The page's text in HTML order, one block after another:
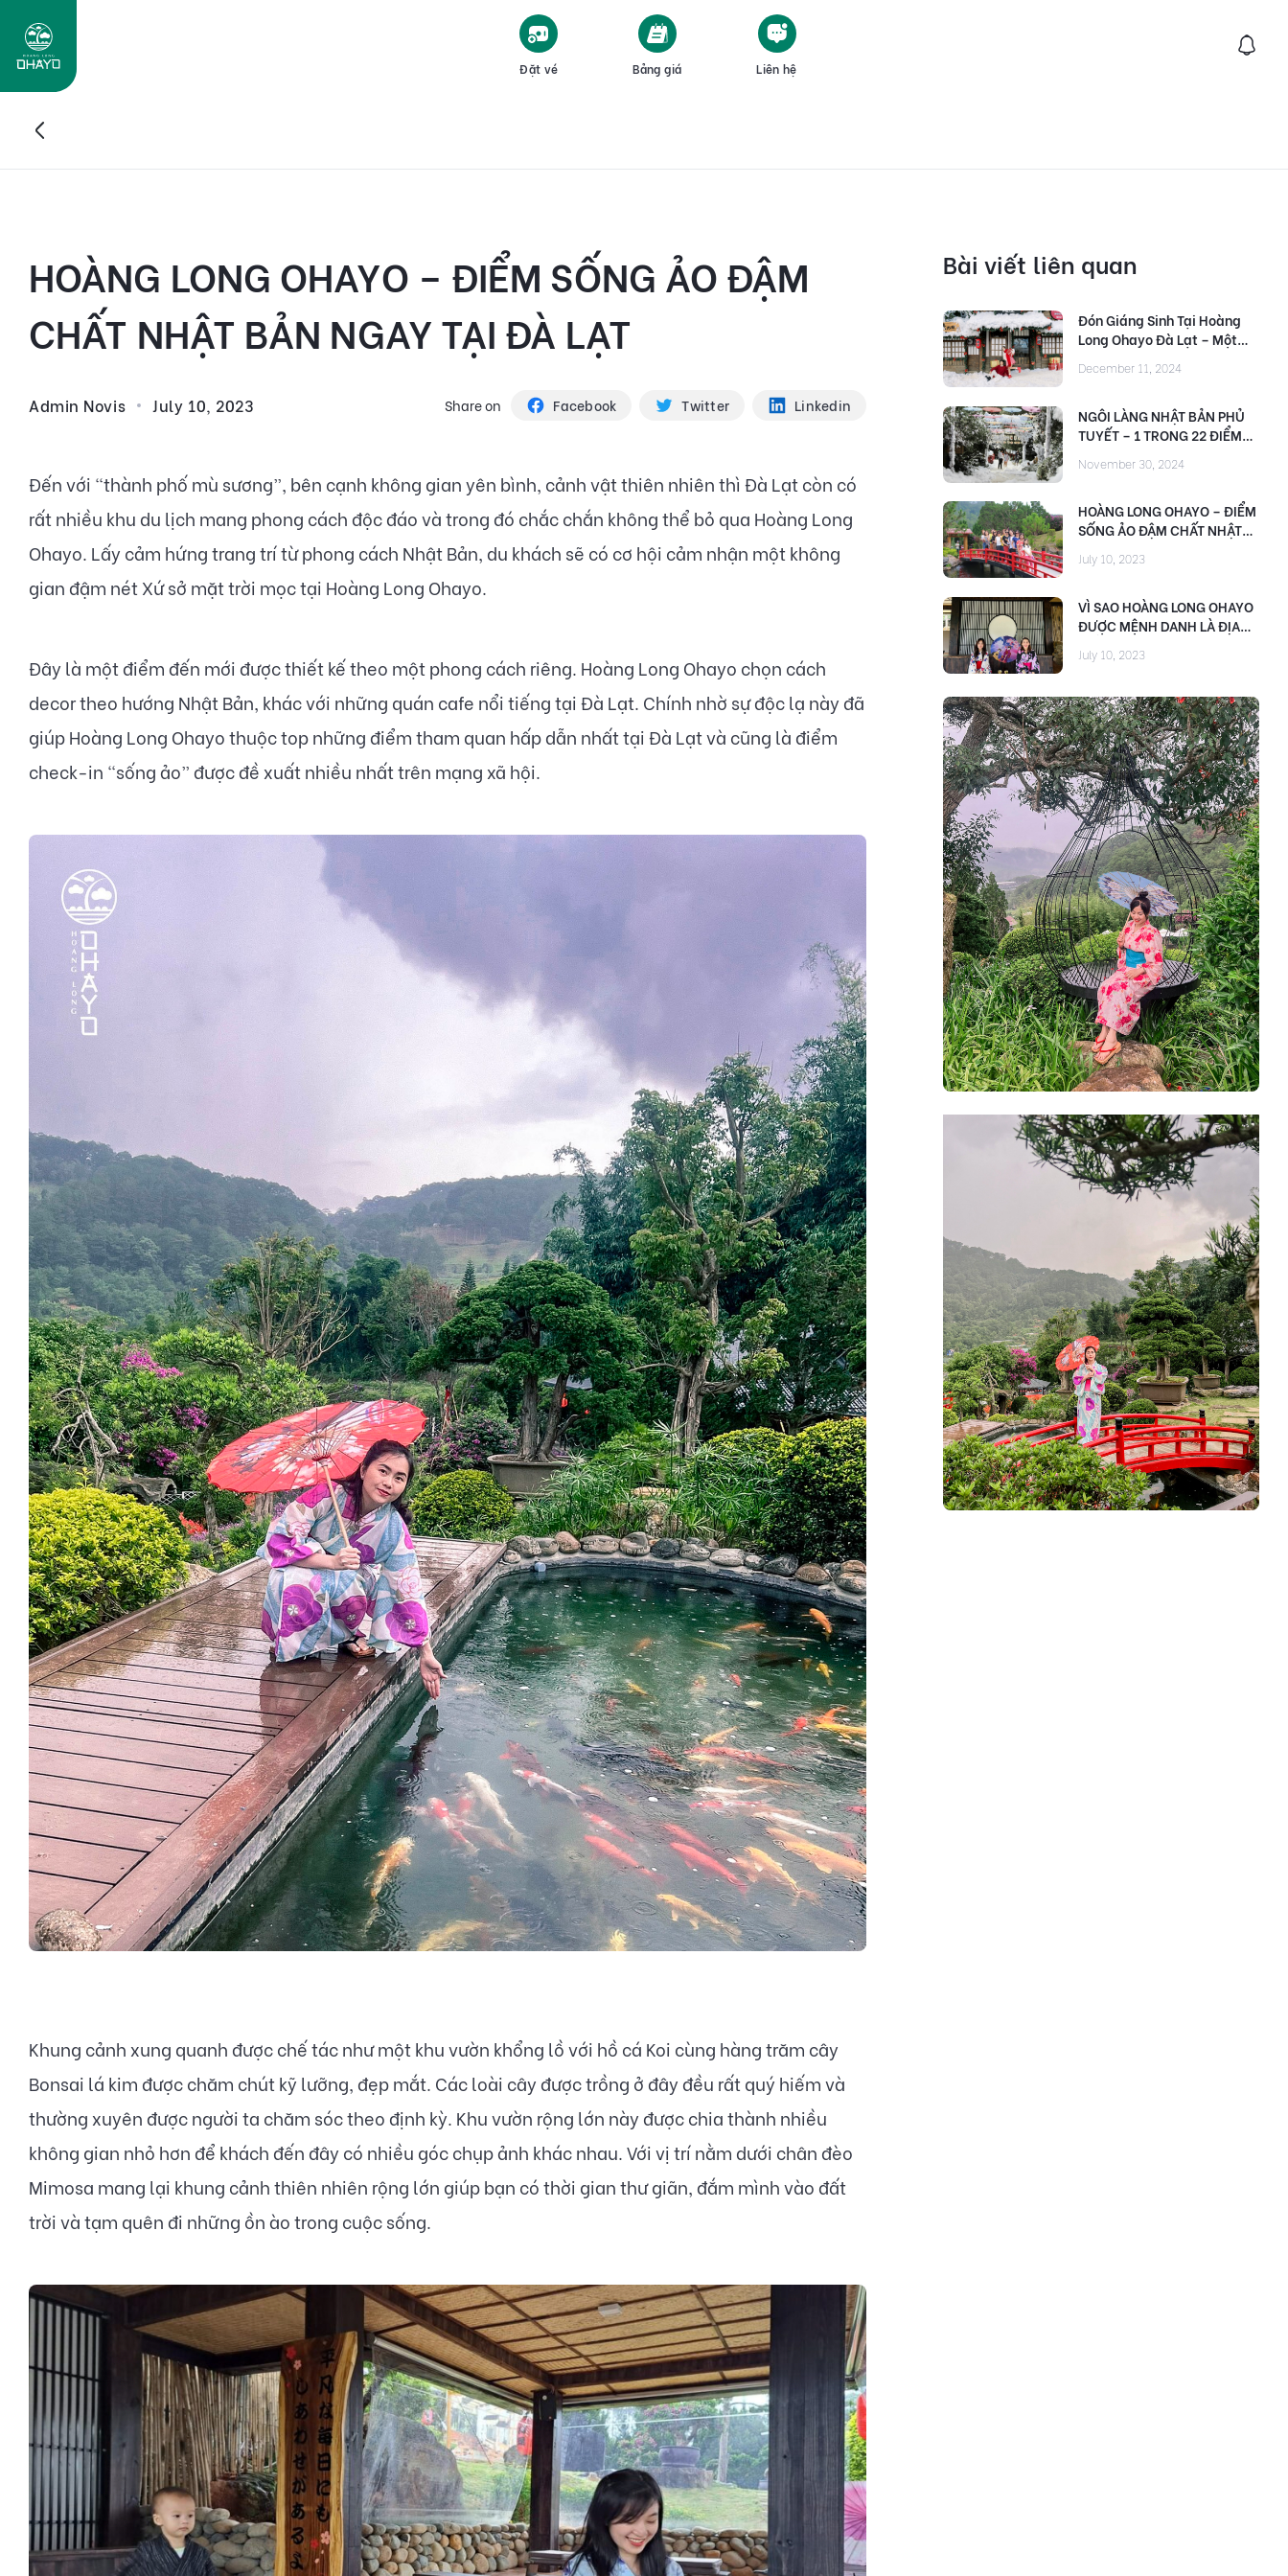
content
Đặt vé Bảng giá Liên hệ
HOÀNG LONG OHAYO – ĐIỂM SỐNG ẢO ĐẬM
CHẤT NHẬT BẢN NGAY TẠI ĐÀ LẠT
Admin Novis July 10, 2023 Share on
Đến với “thành phố mù sương”, bên cạnh không gian yên bình, cảnh vật thiên nhiên thì Đà Lạt còn có
rất nhiều khu du lịch mang phong cách độc đáo và trong đó chắc chắn không thể bỏ qua Hoàng Long
Ohayo. Lấy cảm hứng trang trí từ phong cách Nhật Bản, du khách sẽ có cơ hội cảm nhận một không
gian đậm nét Xứ sở mặt trời mọc tại Hoàng Long Ohayo.
Đây là một điểm đến mới được thiết kế theo một phong cách riêng. Hoàng Long Ohayo chọn cách
decor theo hướng Nhật Bản, khác với những quán cafe nổi tiếng tại Đà Lạt. Chính nhờ sự độc lạ này đã
giúp Hoàng Long Ohayo thuộc top những điểm tham quan hấp dẫn nhất tại Đà Lạt và cũng là điểm
check-in “sống ảo” được đề xuất nhiều nhất trên mạng xã hội.
Khung cảnh xung quanh được chế tác như một khu vườn khổng lồ với hồ cá Koi cùng hàng trăm cây
Bonsai lá kim được chăm chút kỹ lưỡng, đẹp mắt. Các loài cây được trồng ở đây đều rất quý hiếm và
thường xuyên được người ta chăm sóc theo định kỳ. Khu vườn rộng lớn này được chia thành nhiều
không gian nhỏ hơn để khách đến đây có nhiều góc chụp ảnh khác nhau. Với vị trí nằm dưới chân đèo
Mimosa mang lại khung cảnh thiên nhiên rộng lớn giúp bạn có thời gian thư giãn, đắm mình vào đất
trời và tạm quên đi những ồn ào trong cuộc sống.
Bài viết liên quan
Đón Giáng Sinh Tại Hoàng
Long Ohayo Đà Lạt – Một
thành phố mộng mơ
December 11, 2024
NGÔI LÀNG NHẬT BẢN PHỦ
TUYẾT – 1 TRONG 22 ĐIỂM
DỊP FESTIVAL HOA ĐÀ LẠT
November 30, 2024
HOÀNG LONG OHAYO – ĐIỂM
SỐNG ẢO ĐẬM CHẤT NHẬT
July 10, 2023
VÌ SAO HOÀNG LONG OHAYO
ĐƯỢC MỆNH DANH LÀ ĐỊA
GÓC CHẾT?
July 10, 2023